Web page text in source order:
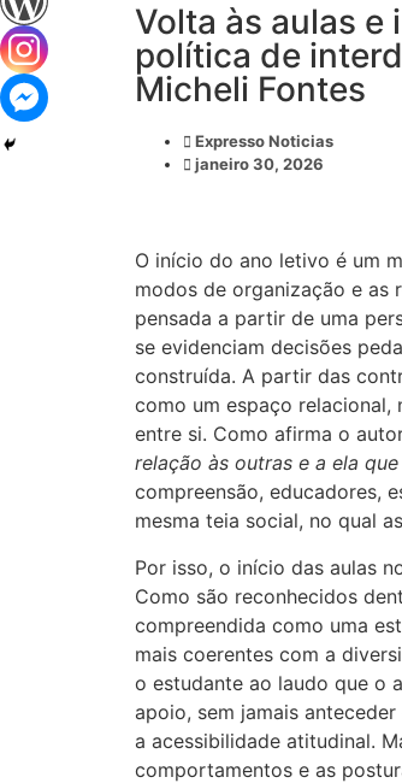
Volta às aulas
política de
Micheli Fontes
Expresso Noticias
janeiro 30, 2026
O início do ano letivo é um
modos de organização e as
pensada a partir de uma
se evidenciam decisões
construída. A partir das
como um espaço relacional,
entre si. Como afirma o
relação às outras e a ela
compreensão, educadores,
mesma teia social, no qual
Por isso, o início das aulas
Como são reconhecidos
compreendida como uma
mais coerentes com a
o estudante ao laudo que o
apoio, sem jamais
a acessibilidade atitudinal.
comportamentos e as